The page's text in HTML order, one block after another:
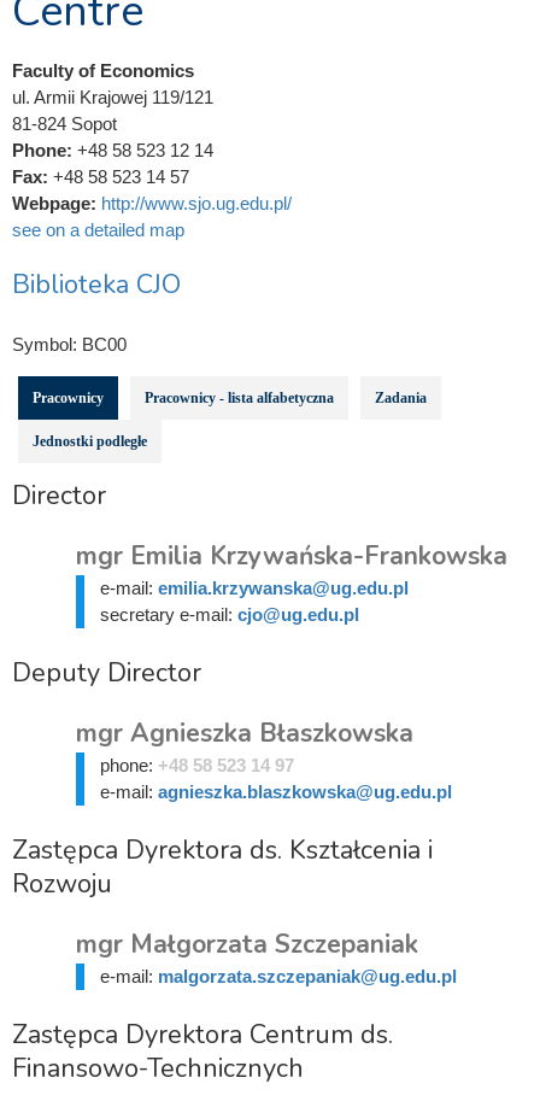
Faculty of Economics
ul. Armii Krajowej 119/121
81-824 Sopot
Phone: +48 58 523 12 14
Fax: +48 58 523 14 57
Webpage: http://www.sjo.ug.edu.pl/
see on a detailed map
Biblioteka CJO
Symbol: BC00
Pracownicy Pracownicy - lista alfabetyczna Zadania
Jednostki podległe
Director
mgr Emilia Krzywańska-Frankowska
e-mail: emilia.krzywanska@ug.edu.pl
secretary e-mail: cjo@ug.edu.pl
Deputy Director
mgr Agnieszka Błaszkowska
phone: +48 58 523 14 97
e-mail: agnieszka.blaszkowska@ug.edu.pl
Zastępca Dyrektora ds. Kształcenia i
Rozwoju
mgr Małgorzata Szczepaniak
e-mail: malgorzata.szczepaniak@ug.edu.pl
Zastępca Dyrektora Centrum ds.
Finansowo-Technicznych